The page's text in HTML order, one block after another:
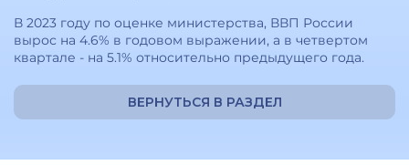
В 2023 году по оценке министерства, ВВП России
вырос на 4.6% в годовом выражении, а в четвертом
квартале - на 5.1% относительно предыдущего года.
ВЕРНУТЬСЯ В РАЗДЕЛ